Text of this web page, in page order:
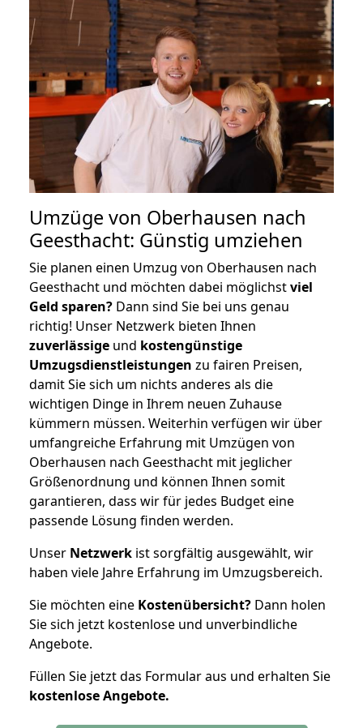
Umzüge von Oberhausen nach
Geesthacht: Günstig umziehen
Sie planen einen Umzug von Oberhausen nach
Geesthacht und möchten dabei möglichstviel
Geld sparen? Dann sind Sie bei uns genau
richtig! Unser Netzwerk bieten Ihnen
zuverlässige und kostengünstige
Umzugsdienstleistungen zu fairen Preisen,
damit Sie sich um nichts anderes als die
wichtigen Dinge in Ihrem neuen Zuhause
kümmern müssen. Weiterhin verfügen wir über
umfangreiche Erfahrung mit Umzügen von
Oberhausen nach Geesthacht mit jeglicher
Größenordnung und können Ihnen somit
garantieren, dass wir für jedes Budget eine
passende Lösung finden werden.
Unser Netzwerk ist sorgfältig ausgewählt, wir
haben viele Jahre Erfahrung im Umzugsbereich.
Sie möchten eine Kostenübersicht? Dann holen
Sie sich jetzt kostenlose und unverbindliche
Angebote.
Füllen Sie jetzt das Formular aus und erhalten Sie
kostenloseAngebote.